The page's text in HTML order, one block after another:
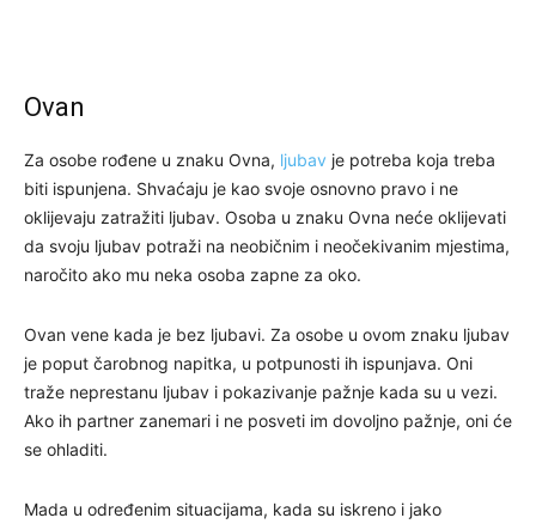
Ovan
Za osobe rođene u znaku Ovna, ljubav je potreba koja treba
biti ispunjena. Shvaćaju je kao svoje osnovno pravo i ne
oklijevaju zatražiti ljubav. Osoba u znaku Ovna neće oklijevati
da svoju ljubav potraži na neobičnim i neočekivanim mjestima,
naročito ako mu neka osoba zapne za oko.
Ovan vene kada je bez ljubavi. Za osobe u ovom znaku ljubav
je poput čarobnog napitka, u potpunosti ih ispunjava. Oni
traže neprestanu ljubav i pokazivanje pažnje kada su u vezi.
Ako ih partner zanemari i ne posveti im dovoljno pažnje, oni će
se ohladiti.
Mada u određenim situacijama, kada su iskreno i jako